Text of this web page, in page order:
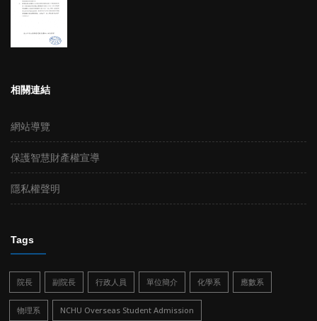
相關連結
網站導覽
保護智慧財產權宣導
隱私權聲明
Tags
院長 副院長 行政人員 單位簡介 化學系 應數系
物理系 NCHU Overseas Student Admission